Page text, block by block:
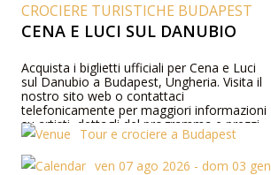
CROCIERE TURISTICHE BUDAPEST
CENA E LUCI SUL DANUBIO
Acquista i biglietti ufficiali per Cena e Luci
sul Danubio a Budapest, Ungheria. Visita il
nostro sito web o contattaci
telefonicamente per maggiori informazioni
su artisti, dettagli del programma e prezzi
dei biglietti.Tour e crociere a Budapest
ven 07 ago 2026 - dom 03 gen